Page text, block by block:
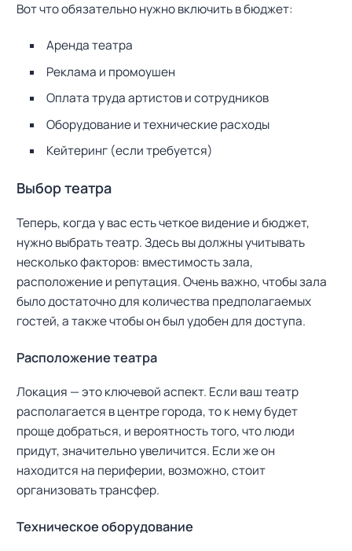
Вот что обязательно нужно включить в бюджет:
Аренда театра
Реклама и промоушен
Оплата труда артистов и сотрудников
Оборудование и технические расходы
Кейтеринг (если требуется)
Выбор театра
Теперь, когда у вас есть четкое видение и бюджет,
нужно выбрать театр. Здесь вы должны учитывать
несколько факторов: вместимость зала,
расположение и репутация. Очень важно, чтобы зала
было достаточно для количества предполагаемых
гостей, а также чтобы он был удобен для доступа.
Расположение театра
Локация — это ключевой аспект. Если ваш театр
располагается в центре города, то к нему будет
проще добраться, и вероятность того, что люди
придут, значительно увеличится. Если же он
находится на периферии, возможно, стоит
организовать трансфер.
Техническое оборудование